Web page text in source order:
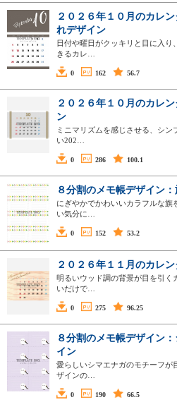
２０２６年１０月のカレ
れデザイン
日付や曜日がクッキリと目に入
きるカレ…
0 162 56.7
２０２６年１０月のカレ
ン
ミニマリズムを感じさせる、シ
い202…
0 286 100.1
８分割のメモ帳デザイン
にぎやかでかわいいカラフルな
い気分に…
0 152 53.2
２０２６年１１月のカレ
明るいウッド調の背景が目を引く
いだけで…
0 275 96.25
８分割のメモ帳デザイン
イン
愛らしいシマエナガのモチーフが
ザインの…
0 190 66.5